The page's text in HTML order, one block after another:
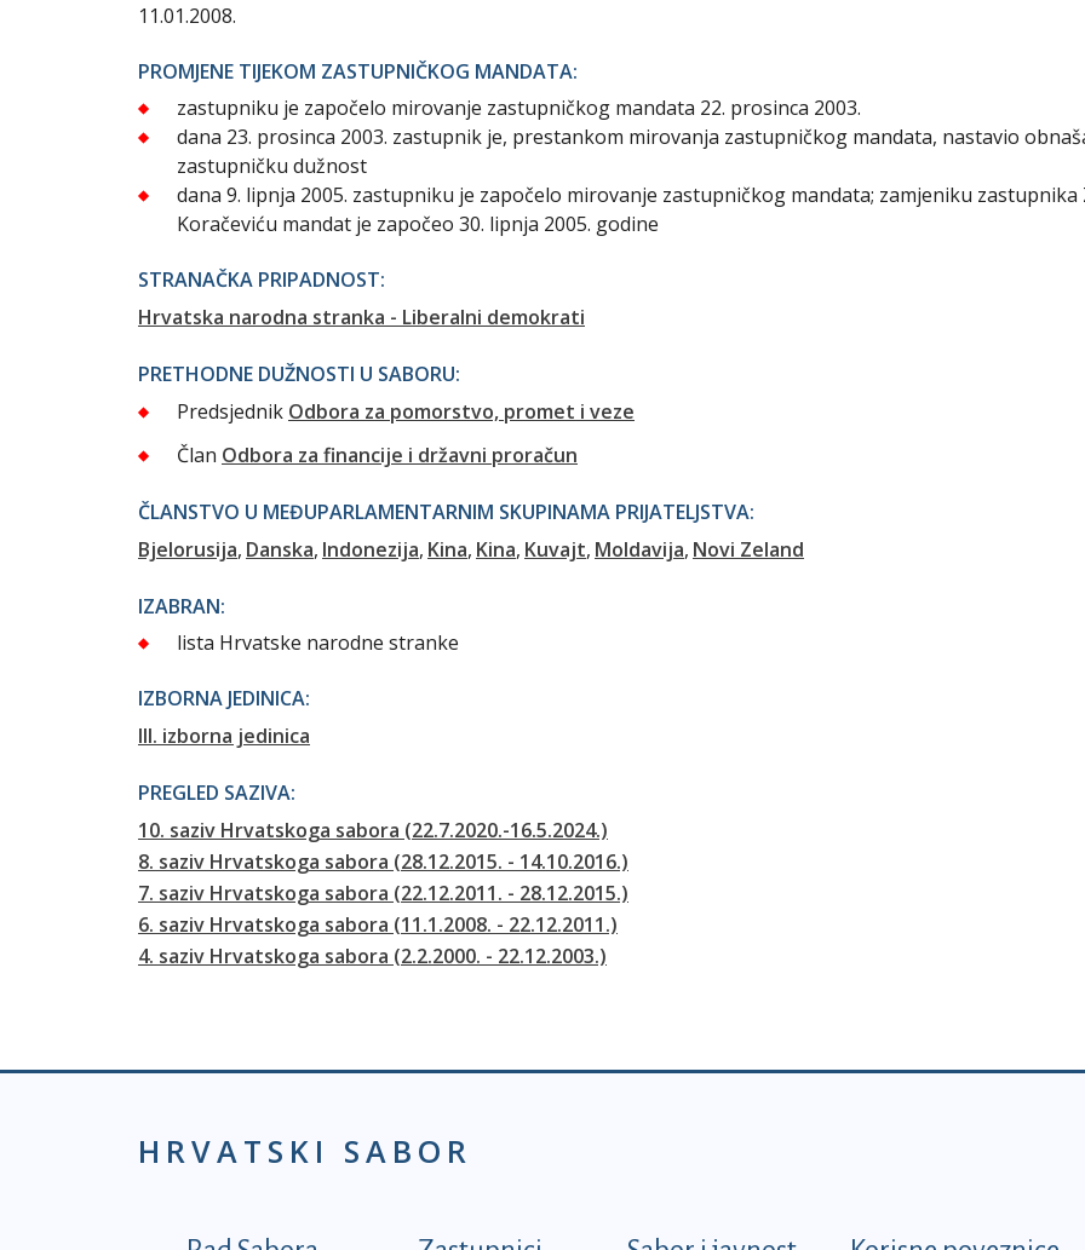
11.01.2008.
PROMJENE TIJEKOM ZASTUPNIČKOG MANDATA:
zastupniku je započelo mirovanje zastupničkog mandata 22. prosinca 2003.
dana 23. prosinca 2003. zastupnik je, prestankom mirovanja zastupničkog mandata, nastavio
zastupničku dužnost
dana 9. lipnja 2005. zastupniku je započelo mirovanje zastupničkog mandata; zamjeniku zastupnika
Koračeviću mandat je započeo 30. lipnja 2005. godine
STRANAČKA PRIPADNOST:
Hrvatska narodna stranka - Liberalni demokrati
PRETHODNE DUŽNOSTI U SABORU:
Predsjednik Odbora za pomorstvo, promet i veze
Član Odbora za financije i državni proračun
ČLANSTVO U MEĐUPARLAMENTARNIM SKUPINAMA PRIJATELJSTVA:
Bjelorusija Danska Indonezija Kina Kina Kuvajt Moldavija Novi Zeland
IZABRAN:
lista Hrvatske narodne stranke
IZBORNA JEDINICA:
III. izborna jedinica
PREGLED SAZIVA:
10. saziv Hrvatskoga sabora (22.7.2020.-16.5.2024.)
8. saziv Hrvatskoga sabora (28.12.2015. - 14.10.2016.)
7. saziv Hrvatskoga sabora (22.12.2011. - 28.12.2015.)
6. saziv Hrvatskoga sabora (11.1.2008. - 22.12.2011.)
4. saziv Hrvatskoga sabora (2.2.2000. - 22.12.2003.)
HRVATSKI SABOR